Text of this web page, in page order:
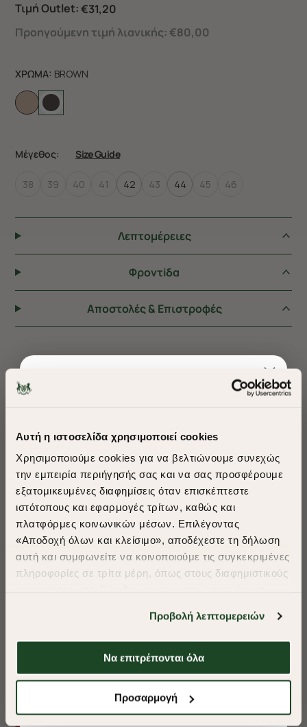
Αυτή η ιστοσελίδα χρησιμοποιεί cookies
Χρησιμοποιούμε cookies για να βελτιώνουμε συνεχώς
την εμπειρία περιήγησής σας και να σας προσφέρουμε
εξατομικευμένες διαφημίσεις όταν επισκέπτεστε
ιστότοπους και εφαρμογές τρίτων, καθώς και
πλατφόρμες κοινωνικών μέσων. Επιλέγοντας
«Αποδοχή όλων και κλείσιμο», αποδέχεστε τη δήλωση
αυτή και συμφωνείτε να κοινοποιούμε τις συγκεκριμένες
πληροφορίες σε τρίτα μέρη, όπως στους διαφημιστικούς
απαιτούμενα cookies» και θα περιοριστούμε
στα cookies και τις τεχνολογίες που είναι απολύτως
απαραίτητα για την ασφαλή απόδοση και
λειτουργικότητα της ιστοσελίδας μας. Ωστόσο, λάβετε
θα μπορούμε να συλλέξουμε πληροφορίες που θα
Προβολή λεπτομερειών
Να επιτρέπονται όλα
Προσαρμογή
Τιμή Outlet:€31,20
Προηγούμενη τιμή λιανικής: €80,00
ΧΡΩΜΑ: BROWN
Μέγεθος: Size Guide
38 39 40 41 42 43 44 45 46
Λεπτομέρειες
Φροντiδα
Αποστολές & Επιστροφές
ΠΡΟΤΕΙΝΟΥΜΕ ΓΙΑ ΕΣΑΣ
ΠΟΥΚΑΜΙΣΟ OXFORD REGULAR FIT
​
A Season of Style
SUMMER SALE
Shop Now